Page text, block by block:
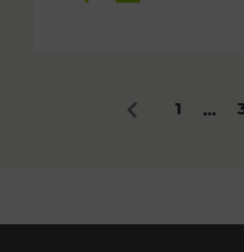
Zurück
1 ...